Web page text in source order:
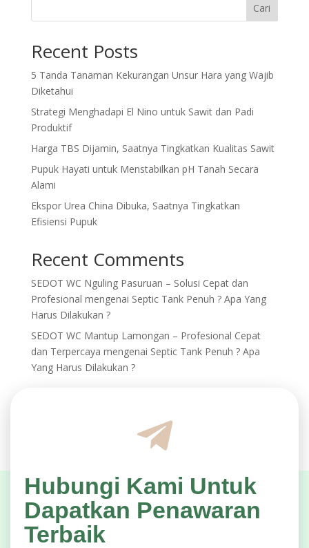
Cari
Recent Posts
5 Tanda Tanaman Kekurangan Unsur Hara yang Wajib
Diketahui
Strategi Menghadapi El Nino untuk Sawit dan Padi
Produktif
Harga TBS Dijamin, Saatnya Tingkatkan Kualitas Sawit
Pupuk Hayati untuk Menstabilkan pH Tanah Secara
Alami
Ekspor Urea China Dibuka, Saatnya Tingkatkan
Efisiensi Pupuk
Recent Comments
SEDOT WC Nguling Pasuruan – Solusi Cepat dan
Profesional mengenai Septic Tank Penuh ? Apa Yang
Harus Dilakukan ?
SEDOT WC Mantup Lamongan – Profesional Cepat
dan Terpercaya mengenai Septic Tank Penuh ? Apa
Yang Harus Dilakukan ?
Hubungi Kami Untuk
Dapatkan Penawaran
Terbaik